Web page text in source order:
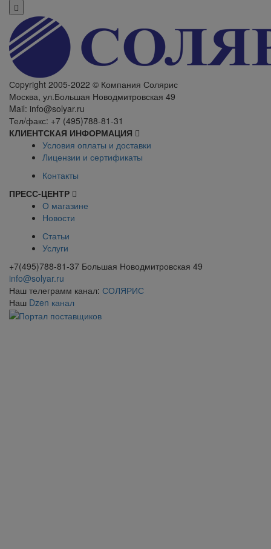
Сopyright 2005-2022 © Компания Солярис
Москва, ул.Большая Новодмитровская 49
Mail: info@solyar.ru
Тел/факс: +7 (495)788-81-31
КЛИЕНТСКАЯ ИНФОРМАЦИЯ
Условия оплаты и доставки
Лицензии и сертификаты
Контакты
ПРЕСС-ЦЕНТР
О магазине
Новости
Статьи
Услуги
+7(495)788-81-37 Большая Новодмитровская 49
info@solyar.ru
Наш телеграмм канал: СОЛЯРИС
Наш Dzen канал